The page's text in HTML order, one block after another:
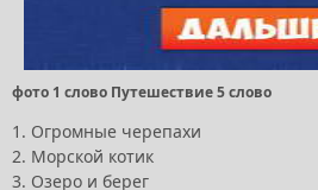
фото 1 слово Путешествие 5 слово
1. Огромные черепахи
2. Морской котик
3. Озеро и берег